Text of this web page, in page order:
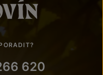
620